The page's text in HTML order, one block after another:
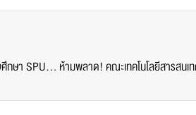
ผลงานเจ๋ง! นศ.ว.โลจิสติกส์ฯ ควง คณะไอที คว้ารางวัลชนะเลิศประกวดผลงานสหกิจศึกษา SPU ครั้งที่ 1 ปีการศึกษา 2564 ระดับมหาวิทยาลัย